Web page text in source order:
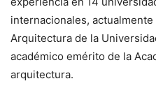
internacionales,
Arquitectura de la
académico emérito de la
arquitectura.